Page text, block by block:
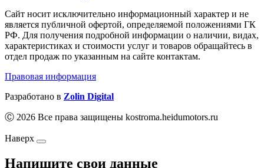
Сайт носит исключительно информационный характер и не
является публичной офертой, определяемой положениями ГК
РФ. Для получения подробной информации о наличии, видах,
характеристиках и стоимости услуг и товаров обращайтесь в
отдел продаж по указанным на сайте контактам.
Правовая информация
Разработано в Zolin Digital
Ⓒ 2026 Все права защищены kostroma.heidumotors.ru
Наверх
Напишите свои данные